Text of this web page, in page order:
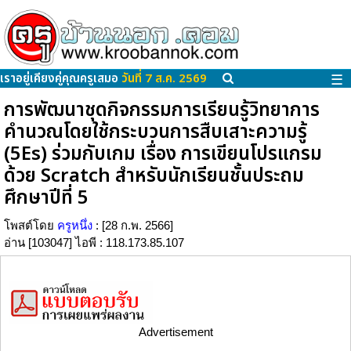
เราอยู่เคียงคู่คุณครูเสมอ วันที่ 7 ส.ค. 2569 ☰
การพัฒนาชุดกิจกรรมการเรียนรู้วิทยาการ
คำนวณโดยใช้กระบวนการสืบเสาะความรู้
(5Es) ร่วมกับเกม เรื่อง การเขียนโปรแกรม
ด้วย Scratch สำหรับนักเรียนชั้นประถม
ศึกษาปีที่ 5
โพสต์โดย ครูหนึ่ง : [28 ก.พ. 2566]
อ่าน [103047] ไอพี : 118.173.85.107
Advertisement